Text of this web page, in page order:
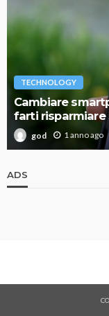
TECHNOLOGY
Cambiare
farti risparmiare
god 1 anno ago
ADS